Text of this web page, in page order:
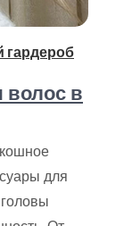
волос в
для